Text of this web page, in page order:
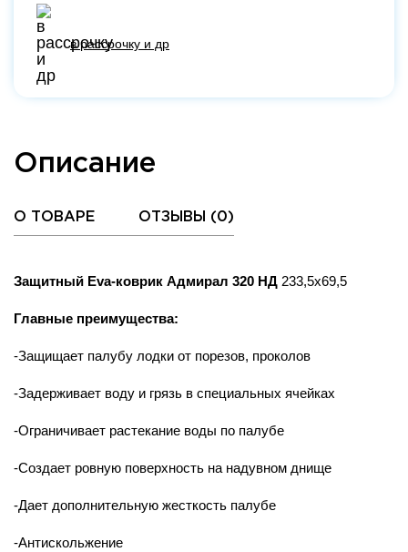
в рассрочку и др
Описание
О ТОВАРЕ ОТЗЫВЫ (0)
Защитный Eva-коврик Адмирал 320 НД 233,5х69,5
Главные преимущества:
-Защищает палубу лодки от порезов, проколов
-Задерживает воду и грязь в специальных ячейках
-Ограничивает растекание воды по палубе
-Создает ровную поверхность на надувном днище
-Дает дополнительную жесткость палубе
-Антискольжение